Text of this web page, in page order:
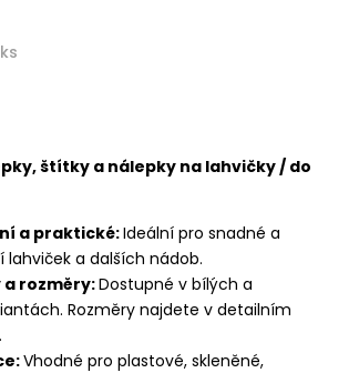
štítky a nálepky na lahvičky / do
a praktické:Ideální pro snadné a
lahviček a dalších nádob.
a rozměry:Dostupné v bílých a
Rozměry najdete v detailním
Vhodné pro plastové, skleněné,